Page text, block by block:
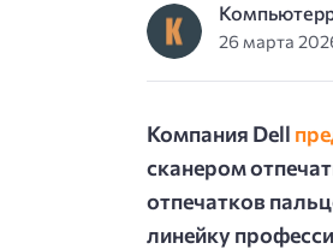
26 марта
Компания Dell
сканером
отпечатков
линейку